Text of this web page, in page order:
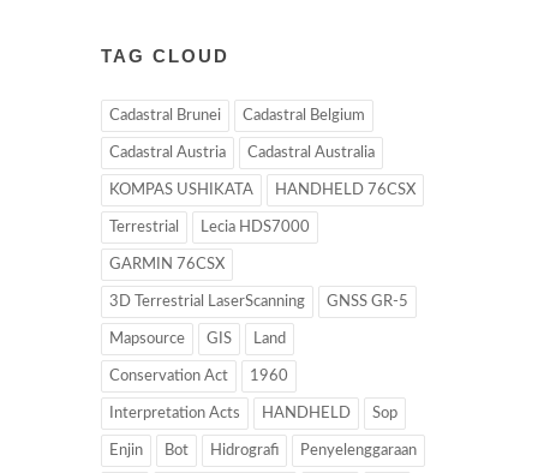
TAG CLOUD
Cadastral Brunei Cadastral Belgium
Cadastral Austria Cadastral Australia
KOMPAS USHIKATA HANDHELD 76CSX
Terrestrial Lecia HDS7000
GARMIN 76CSX
3D Terrestrial LaserScanning GNSS GR-5
Mapsource GIS Land
Conservation Act 1960
Interpretation Acts HANDHELD Sop
Enjin Bot Hidrografi Penyelenggaraan